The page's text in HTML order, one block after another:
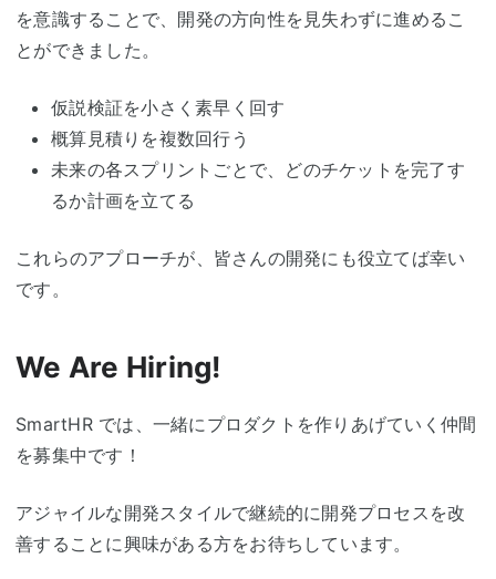
を意識することで、開発の方向性を見失わずに進めるこ
とができました。
仮説検証を小さく素早く回す
概算見積りを複数回行う
未来の各スプリントごとで、どのチケットを完了す
るか計画を立てる
これらのアプローチが、皆さんの開発にも役立てば幸い
です。
We Are Hiring!
SmartHR では、一緒にプロダクトを作りあげていく仲間
を募集中です！
アジャイルな開発スタイルで継続的に開発プロセスを改
善することに興味がある方をお待ちしています。